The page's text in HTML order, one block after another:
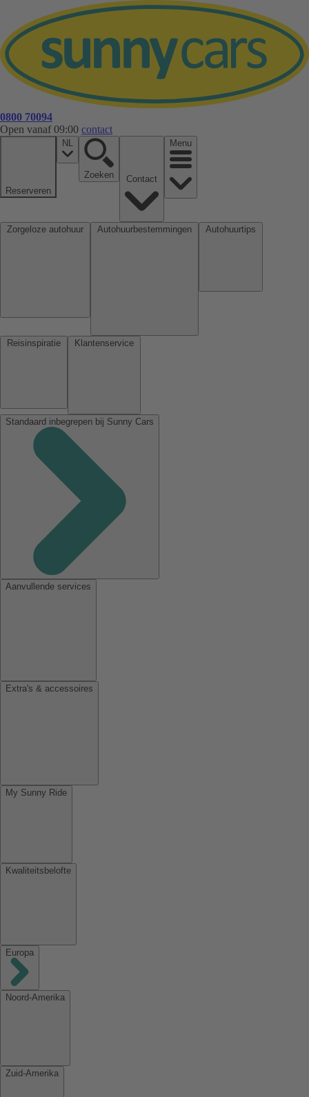
0800 70094
Open vanaf 09:00 contact
Reserveren
NL
Zoeken
Menu
Standaard inbegrepen bij Sunny Cars
Aanvullende services
Extra's & accessoires
My Sunny Ride
Kwaliteitsbelofte
Europa
Noord-Amerika
Zuid-Amerika